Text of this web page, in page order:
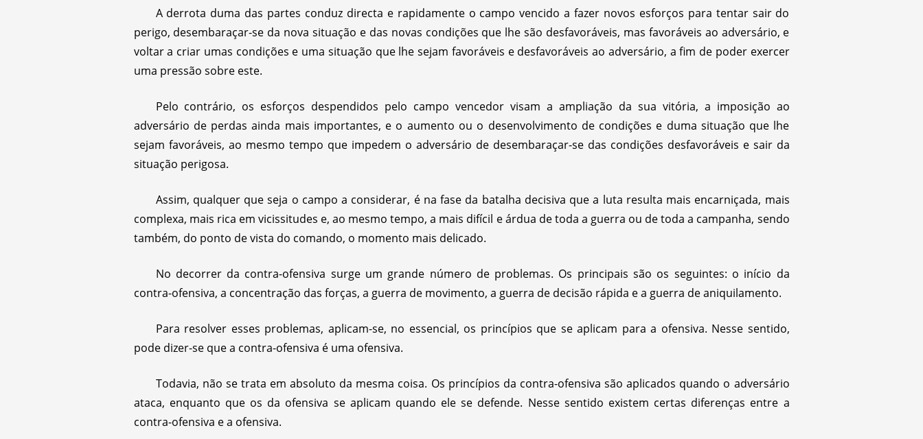
A derrota duma das partes conduz directa e rapidamente o campo vencido a fazer novos esforços para tentar sair do
perigo, desembaraçar-se da nova situação e das novas condições que lhe são desfavoráveis, mas favoráveis ao adversário, e
voltar a criar umas condições e uma situação que lhe sejam favoráveis e desfavoráveis ao adversário, a fim de poder exercer
uma pressão sobre este.
Pelo contrário, os esforços despendidos pelo campo vencedor visam a ampliação da sua vitória, a imposição ao
adversário de perdas ainda mais importantes, e o aumento ou o desenvolvimento de condições e duma situação que lhe
sejam favoráveis, ao mesmo tempo que impedem o adversário de desembaraçar-se das condições desfavoráveis e sair da
situação perigosa.
Assim, qualquer que seja o campo a considerar, é na fase da batalha decisiva que a luta resulta mais encarniçada, mais
complexa, mais rica em vicissitudes e, ao mesmo tempo, a mais difícil e árdua de toda a guerra ou de toda a campanha, sendo
também, do ponto de vista do comando, o momento mais delicado.
No decorrer da contra-ofensiva surge um grande número de problemas. Os principais são os seguintes: o início da
contra-ofensiva, a concentração das forças, a guerra de movimento, a guerra de decisão rápida e a guerra de aniquilamento.
Para resolver esses problemas, aplicam-se, no essencial, os princípios que se aplicam para a ofensiva. Nesse sentido,
pode dizer-se que a contra-ofensiva é uma ofensiva.
Todavia, não se trata em absoluto da mesma coisa. Os princípios da contra-ofensiva são aplicados quando o adversário
ataca, enquanto que os da ofensiva se aplicam quando ele se defende. Nesse sentido existem certas diferenças entre a
contra-ofensiva e a ofensiva.